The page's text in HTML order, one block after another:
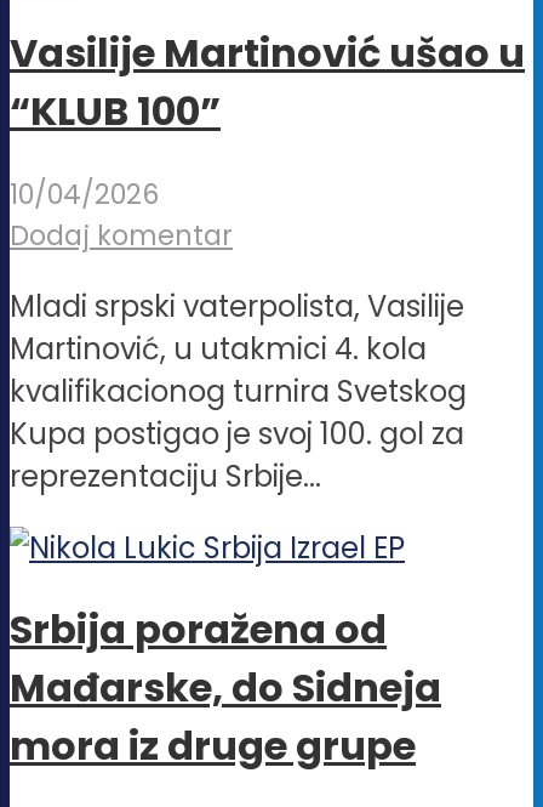
Vasilije Martinović ušao u
“KLUB 100”
10/04/2026
Dodaj komentar
Mladi srpski vaterpolista, Vasilije
Martinović, u utakmici 4. kola
kvalifikacionog turnira Svetskog
Kupa postigao je svoj 100. gol za
reprezentaciju Srbije...
Srbija poražena od
Mađarske, do Sidneja
mora iz druge grupe